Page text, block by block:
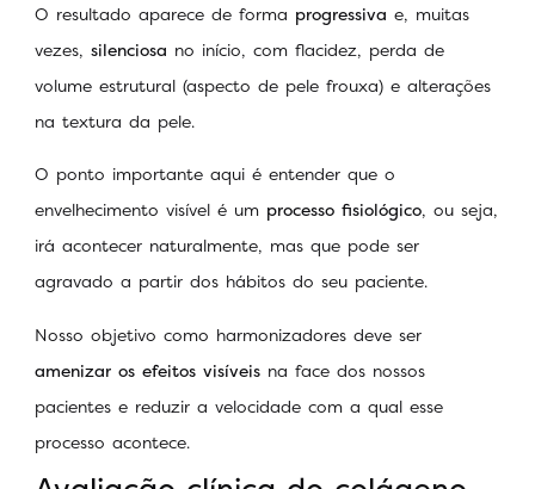
O resultado aparece de forma progressiva e, muitas
vezes, silenciosa no início, com flacidez, perda de
volume estrutural (aspecto de pele frouxa) e alterações
na textura da pele.
O ponto importante aqui é entender que o
envelhecimento visível é um processo fisiológico, ou seja,
irá acontecer naturalmente, mas que pode ser
agravado a partir dos hábitos do seu paciente.
Nosso objetivo como harmonizadores deve ser
amenizar os efeitos visíveis na face dos nossos
pacientes e reduzir a velocidade com a qual esse
processo acontece.